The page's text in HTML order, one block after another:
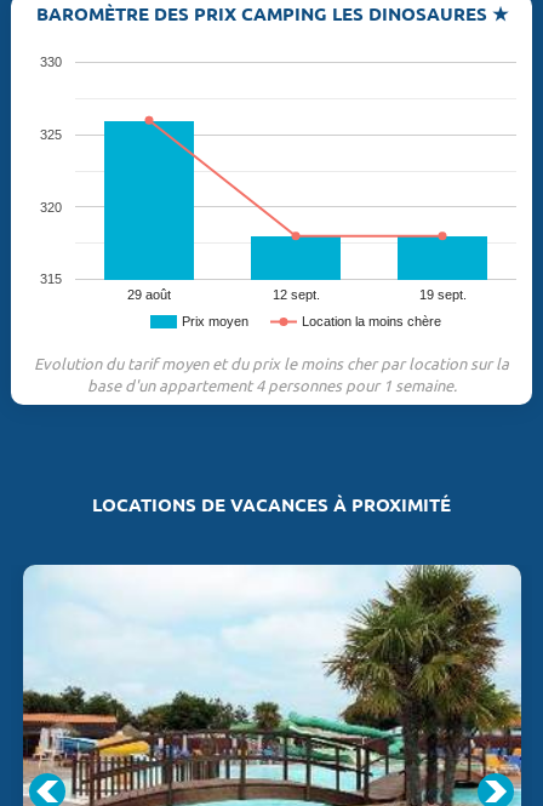
BAROMÈTRE DES PRIX CAMPING LES DINOSAURES ★
Prix moyen Location la moins chère
29 août 12 sept. 19 sept.
315
320
325
330
Evolution du tarif moyen et du prix le moins cher par location sur la
base d'un appartement 4 personnes pour 1 semaine.
LOCATIONS DE VACANCES À PROXIMITÉ